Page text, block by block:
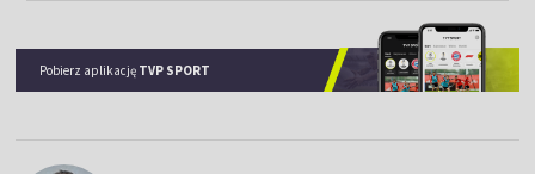
Pobierz aplikację TVP SPORT